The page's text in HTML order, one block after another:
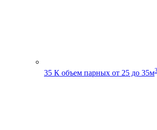
35 К объем парных от 25 до 35м3